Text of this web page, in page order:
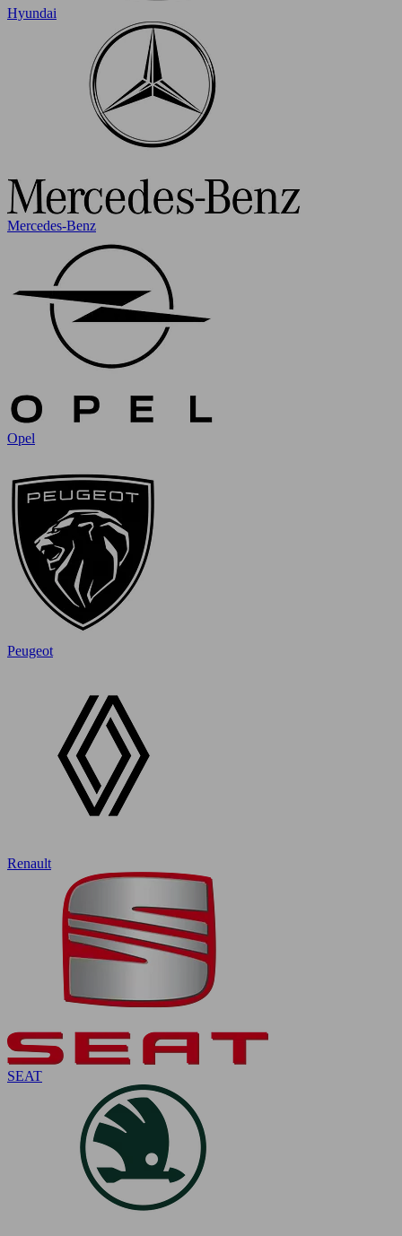
Hyundai
Mercedes-Benz
Opel
Peugeot
Renault
SEAT